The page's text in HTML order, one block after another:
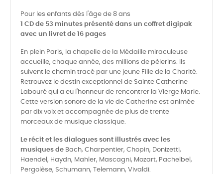
Pour les enfants dès l'âge de 8 ans
1 CD de 53 minutes présenté dans un coffret digipak
avec un livret de 16 pages
En plein Paris, la chapelle de la Médaille miraculeuse
accueille, chaque année, des millions de pèlerins. Ils
suivent le chemin tracé par une jeune Fille de la Charité.
Retrouvez le destin exceptionnel de Sainte Catherine
Labouré qui a eu l'honneur de rencontrer la Vierge Marie.
Cette version sonore de la vie de Catherine est animée
par dix voix et accompagnée de plus de trente
morceaux de musique classique.
Le récit et les dialogues sont illustrés avec les
musiques de Bach, Charpentier, Chopin, Donizetti,
Haendel, Haydn, Mahler, Mascagni, Mozart, Pachelbel,
Pergolèse, Schumann, Telemann, Vivaldi.